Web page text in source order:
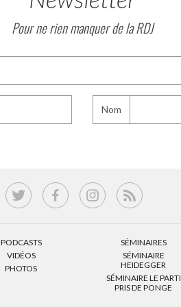
Pour ne rien manquer de la RDJ
Nom
PODCASTS
VIDÉOS
PHOTOS
SÉMINAIRES
SÉMINAIRE
HEIDEGGER
SÉMINAIRE LE PARTI
PRIS DE PONGE